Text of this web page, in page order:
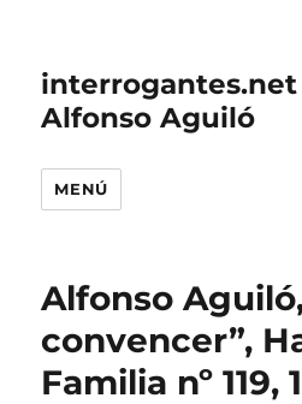
interrogantes.net
Alfonso Aguiló
MENÚ
Alfonso
convencer”,
Familia nº 119,